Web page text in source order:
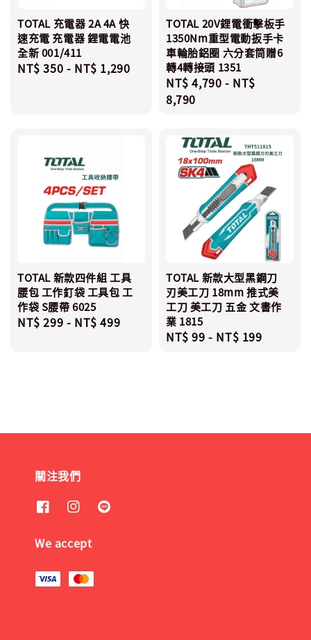
TOTAL 充電器 2A 4A 快
速充電 充電器 鋰電電池
全新 001/411
Regular
NT$ 350 - NT$ 1,290
TOTAL 20V鋰電衝擊板手
1350Nm重型電動扳手卡
車輪胎鋁圈 六分套筒贈6
轉4轉接頭 1351
Regular
price
NT$ 4,790 - NT$
8,790
TOTAL 新款四件組 工具
腰包 工作釘袋 工具包 工
作袋 S腰帶 6025
Regular
NT$ 299 - NT$ 499
TOTAL 新款大型黑鋼刀
刃美工刀 18mm 推式美
工刀 美工刀 五金 文書作
業 1815
Regular
NT$ 99 - NT$ 199
關注我們
We accept